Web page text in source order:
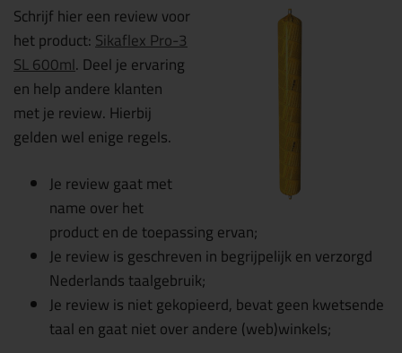
Schrijf hier een review voor
het product:Sikaflex Pro-3
SL 600ml. Deel je ervaring
en help andere klanten
met je review. Hierbij
gelden wel enige regels.
Je review gaat met
name over het
product en de toepassing ervan;
Je review is geschreven in begrijpelijk en verzorgd
Nederlands taalgebruik;
Je review is niet gekopieerd, bevat geen kwetsende
taal en gaat niet over andere (web)winkels;